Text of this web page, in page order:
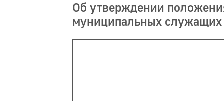
Об утверждении
муниципальных